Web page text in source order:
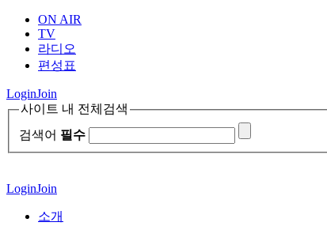
ON AIR
TV
라디오
편성표
LoginJoin
사이트 내 전체검색
검색어 필수
LoginJoin
소개